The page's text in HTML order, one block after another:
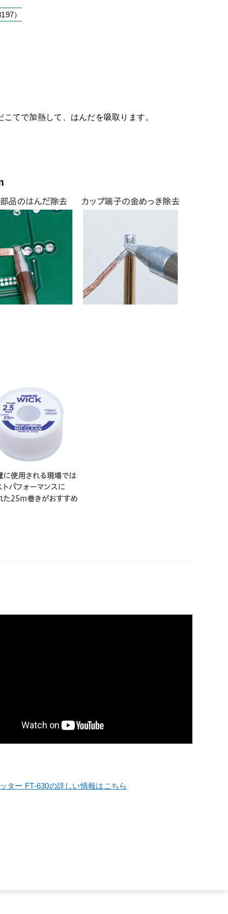
）
てで加熱して、はんだを吸取ります。
ター FT-630の詳しい情報はこちら